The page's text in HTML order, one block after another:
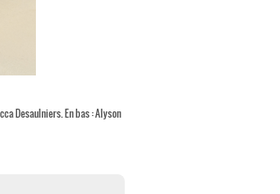
Desaulniers. En bas : Alyson